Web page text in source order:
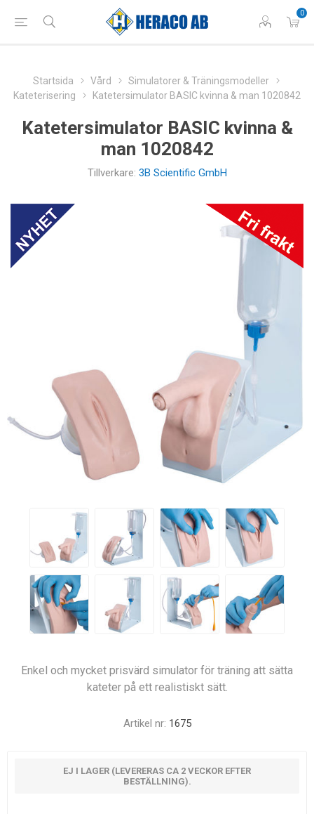
0
Startsida Vård
Simulatorer & Träningsmodeller
Kateterisering
Katetersimulator BASIC kvinna & man 1020842
Katetersimulator BASIC kvinna &
man 1020842
Tillverkare: 3B Scientific GmbH
Enkel och mycket prisvärd simulator för träning att sätta
kateter på ett realistiskt sätt.
Artikel nr: 1675
EJ I LAGER (LEVERERAS CA 2 VECKOR EFTER
BESTÄLLNING).